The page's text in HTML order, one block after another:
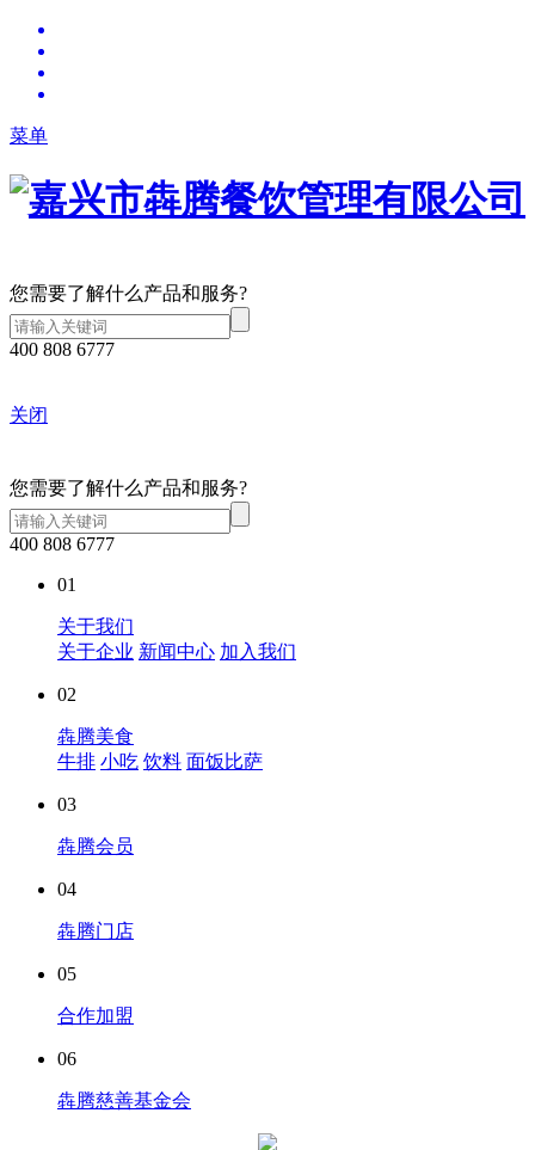
菜单
您需要了解什么产品和服务?
400 808 6777
关闭
您需要了解什么产品和服务?
400 808 6777
01
关于我们
关于企业 新闻中心 加入我们
02
犇腾美食
牛排 小吃 饮料 面饭比萨
03
犇腾会员
04
犇腾门店
05
合作加盟
06
犇腾慈善基金会